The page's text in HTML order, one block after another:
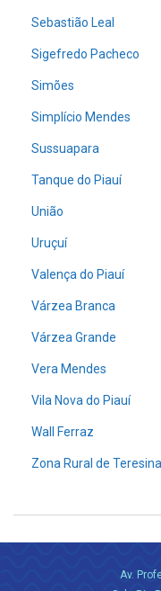
Sebastião Leal
Sigefredo Pacheco
Simões
Simplício Mendes
Sussuapara
Tanque do Piauí
União
Uruçuí
Valença do Piauí
Várzea Branca
Várzea Grande
Vera Mendes
Vila Nova do Piauí
Wall Ferraz
Zona Rural de Teresina
Av.